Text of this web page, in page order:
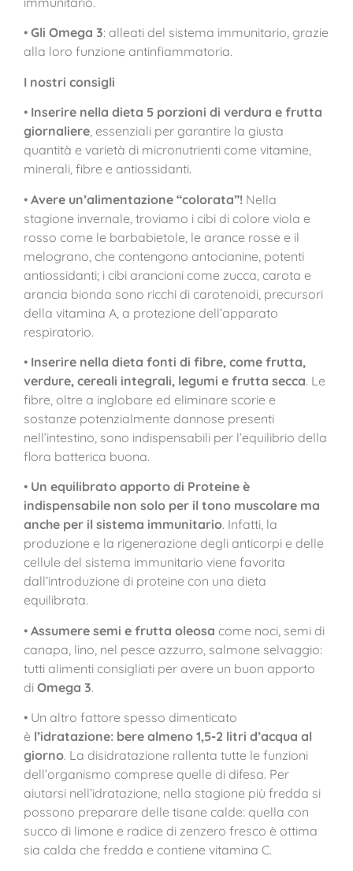
• Gli Omega 3: alleati del sistema immunitario, grazie
alla loro funzione antinfiammatoria.
I nostri consigli
• Inserire nella dieta 5 porzioni di verdura e frutta
giornaliere, essenziali per garantire la giusta
quantità e varietà di micronutrienti come vitamine,
minerali, fibre e antiossidanti.
• Avere un’alimentazione “colorata”! Nella
stagione invernale, troviamo i cibi di colore viola e
rosso come le barbabietole, le arance rosse e il
melograno, che contengono antocianine, potenti
antiossidanti; i cibi arancioni come zucca, carota e
arancia bionda sono ricchi di carotenoidi, precursori
della vitamina A, a protezione dell’apparato
respiratorio.
• Inserire nella dieta fonti di fibre, come frutta,
verdure, cereali integrali, legumi e frutta secca. Le
fibre, oltre a inglobare ed eliminare scorie e
sostanze potenzialmente dannose presenti
nell’intestino, sono indispensabili per l’equilibrio della
flora batterica buona.
• Un equilibrato apporto di Proteine è
indispensabile non solo per il tono muscolare ma
anche per il sistema immunitario. Infatti, la
produzione e la rigenerazione degli anticorpi e delle
cellule del sistema immunitario viene favorita
dall’introduzione di proteine con una dieta
equilibrata.
• Assumere semi e frutta oleosa come noci, semi di
canapa, lino, nel pesce azzurro, salmone selvaggio:
tutti alimenti consigliati per avere un buon apporto
di Omega 3.
• Un altro fattore spesso dimenticato
è l’idratazione: bere almeno 1,5-2 litri d’acqua al
giorno. La disidratazione rallenta tutte le funzioni
dell’organismo comprese quelle di difesa. Per
aiutarsi nell’idratazione, nella stagione più fredda si
possono preparare delle tisane calde: quella con
succo di limone e radice di zenzero fresco è ottima
sia calda che fredda e contiene vitamina C.